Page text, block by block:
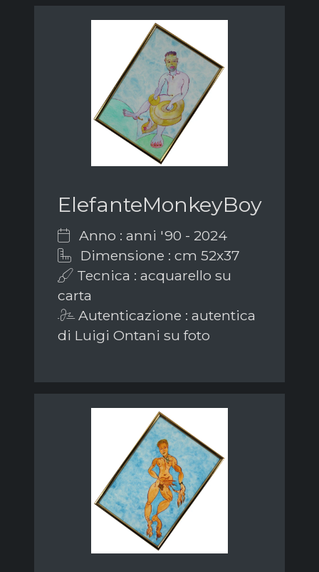
ElefanteMonkeyBoy
Anno : anni '90 - 2024
Dimensione : cm 52x37
Tecnica : acquarello su
carta
Autenticazione : autentica
di Luigi Ontani su foto